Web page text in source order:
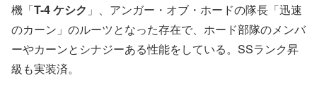
機「T-4 ケシク 」、アンガー・オブ・ホードの隊長「迅速
のカーン」のルーツとなった存在で、ホード部隊のメンバ
ーやカーンとシナジーある性能をしている。SSランク昇
級も実装済。